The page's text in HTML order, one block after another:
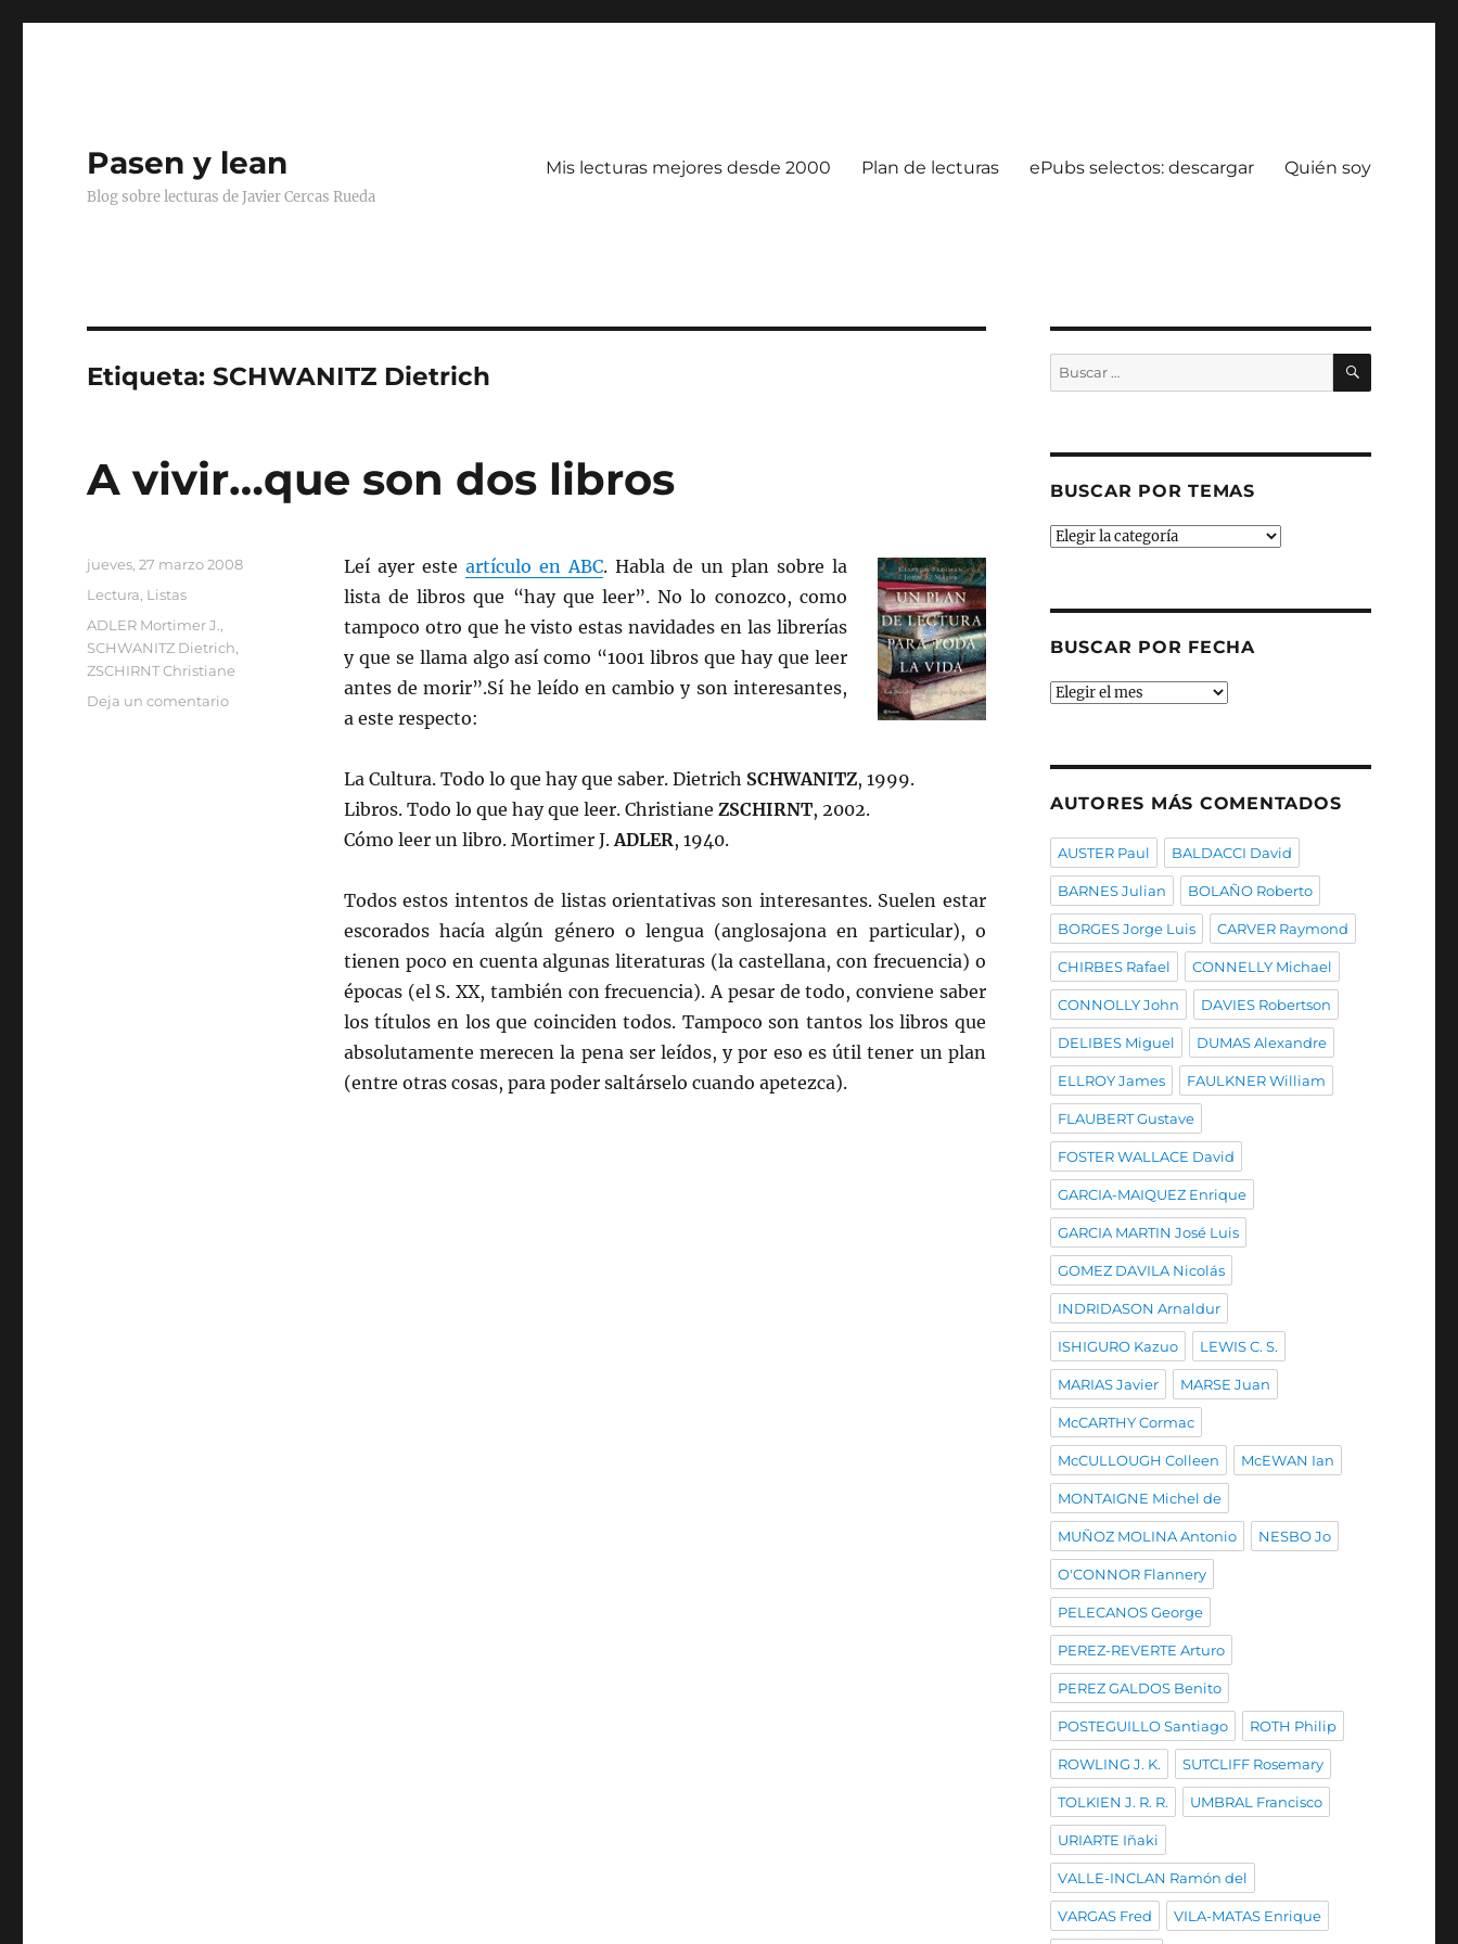
Pasen y lean
Blog sobre lecturas de Javier Cercas Rueda
Mis lecturas mejores desde 2000 Plan de lecturas ePubs selectos: descargar Quién soy
Etiqueta:SCHWANITZ Dietrich
A vivir…que son dos libros
Leí ayer este artículo en ABC. Habla de un plan sobre la
lista de libros que “hay que leer”. No lo conozco, como
tampoco otro que he visto estas navidades en las librerías
y que se llama algo así como “1001 libros que hay que leer
antes de morir”.Sí he leído en cambio y son interesantes,
a este respecto:
La Cultura. Todo lo que hay que saber. Dietrich SCHWANITZ, 1999.
Libros. Todo lo que hay que leer. Christiane ZSCHIRNT, 2002.
Cómo leer un libro. Mortimer J.ADLER, 1940.
Todos estos intentos de listas orientativas son interesantes. Suelen estar
escorados hacía algún género o lengua (anglosajona en particular), o
tienen poco en cuenta algunas literaturas (la castellana, con frecuencia) o
épocas (el S. XX, también con frecuencia). A pesar de todo, conviene saber
los títulos en los que coinciden todos. Tampoco son tantos los libros que
absolutamente merecen la pena ser leídos, y por eso es útil tener un plan
(entre otras cosas, para poder saltárselo cuando apetezca).
Publicado
jueves, 27 marzo 2008
Categorías
Lectura Listas
Etiquetas
ADLER Mortimer J.
SCHWANITZ Dietrich
ZSCHIRNT Christiane
Deja un comentarioen
Buscar
por:
BUSCAR
BUSCAR POR TEMAS
Buscar
BUSCAR POR FECHA
Buscar
AUTORES MÁS COMENTADOS
AUSTER Paul BALDACCI David
BARNES Julian BOLAÑO Roberto
BORGES Jorge Luis CARVER Raymond
CHIRBES Rafael CONNELLY Michael
CONNOLLY John DAVIES Robertson
DELIBES Miguel DUMAS Alexandre
ELLROY James FAULKNER William
FLAUBERT Gustave
FOSTER WALLACE David
GARCIA-MAIQUEZ Enrique
GARCIA MARTIN José Luis
GOMEZ DAVILA Nicolás
INDRIDASON Arnaldur
ISHIGURO Kazuo LEWIS C. S.
MARIAS Javier MARSE Juan
McCARTHY Cormac
McCULLOUGH Colleen McEWAN Ian
MONTAIGNE Michel de
MUÑOZ MOLINA Antonio NESBO Jo
O'CONNOR Flannery
PELECANOS George
PEREZ-REVERTE Arturo
PEREZ GALDOS Benito
POSTEGUILLO Santiago ROTH Philip
ROWLING J. K. SUTCLIFF Rosemary
TOLKIEN J. R. R. UMBRAL Francisco
URIARTE Iñaki
VALLE-INCLAN Ramón del
VARGAS Fred VILA-MATAS Enrique